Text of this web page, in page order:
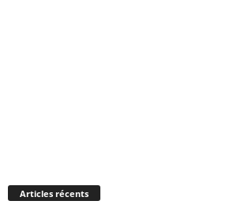
Articles récents